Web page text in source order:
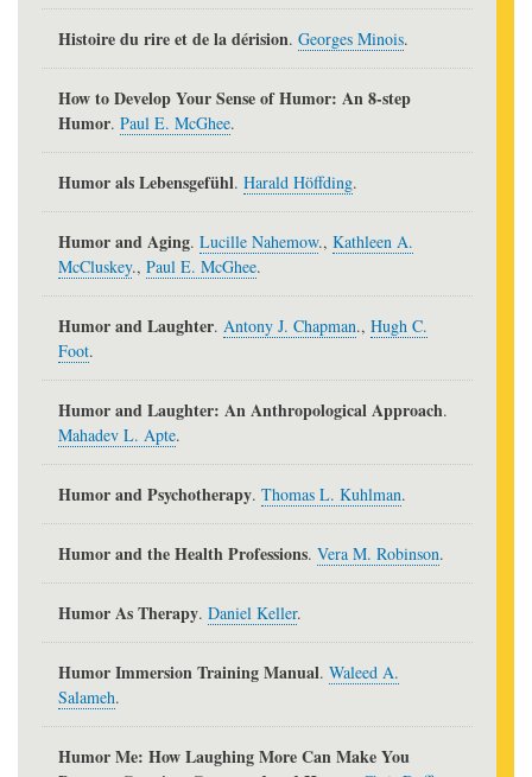
Histoire du rire et de la dérision. Georges Minois.
How to Develop Your Sense of Humor: An 8-step
Humor. Paul E. McGhee.
Humor als Lebensgefühl. Harald Höffding.
Humor and Aging. Lucille Nahemow., Kathleen A.
McCluskey., Paul E. McGhee.
Humor and Laughter. Antony J. Chapman., Hugh C.
Foot.
Humor and Laughter: An Anthropological Approach.
Mahadev L. Apte.
Humor and Psychotherapy. Thomas L. Kuhlman.
Humor and the Health Professions. Vera M. Robinson.
Humor As Therapy. Daniel Keller.
Humor Immersion Training Manual. Waleed A.
Salameh.
Humor Me: How Laughing More Can Make You